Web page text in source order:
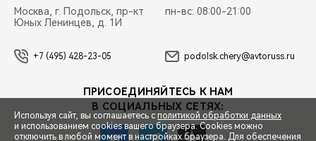
Москва, г. Подольск, пр-кт
Юных Ленинцев, д. 1И
пн-вс: 08:00-21:00
+7 (495) 428-23-05 podolsk.chery@avtoruss.ru
ПРИСОЕДИНЯЙТЕСЬ К НАМ
В СОЦИАЛЬНЫХ СЕТЯХ:
Используя сайт, вы соглашаетесь с политикой обработки данных
и использованием cookies вашего браузера. Cookies можно
отключить в любой момент в настройках браузера. Для обеспечения